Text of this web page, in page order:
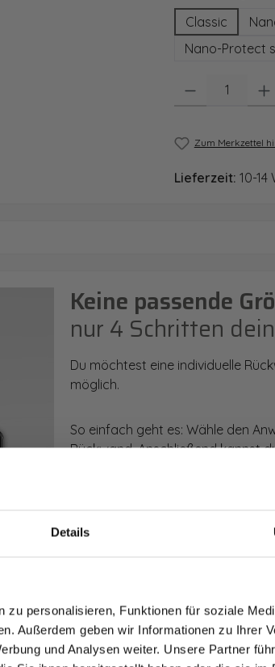
Details
zu personalisieren, Funktionen für soziale
Außerdem geben wir Informationen zu Ihrer
und Analysen weiter. Unsere Partner
Classic
Nano-Protect
Produkt Anzahl:
Zum Merkzettel
Lieferzeit: 10-
Keine passende
nur 4 Schritten
Du möchtest eine individuelle
möglich.
So einfach geht es: Wähle den
Rückwand. Anschließend kannst
Mithilfe unseres Konfigurators
dargestellt. Parallel erhältst du
bestellen kannst.
Zum Konfigurator
Jetzt zum Newsletter anmelden.